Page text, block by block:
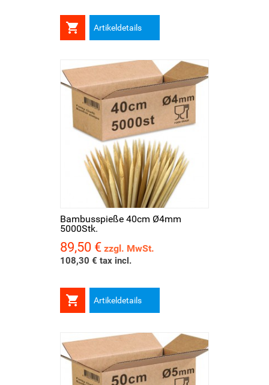
 Artikeldetails
Bambusspieße 40cm Ø4mm
5000Stk.
Preis
89,50 € zzgl. MwSt.
108,30 € tax incl.
 Artikeldetails